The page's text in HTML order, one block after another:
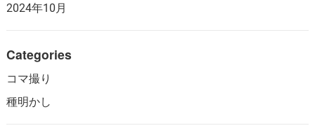
2024年10月
Categories
コマ撮り
種明かし